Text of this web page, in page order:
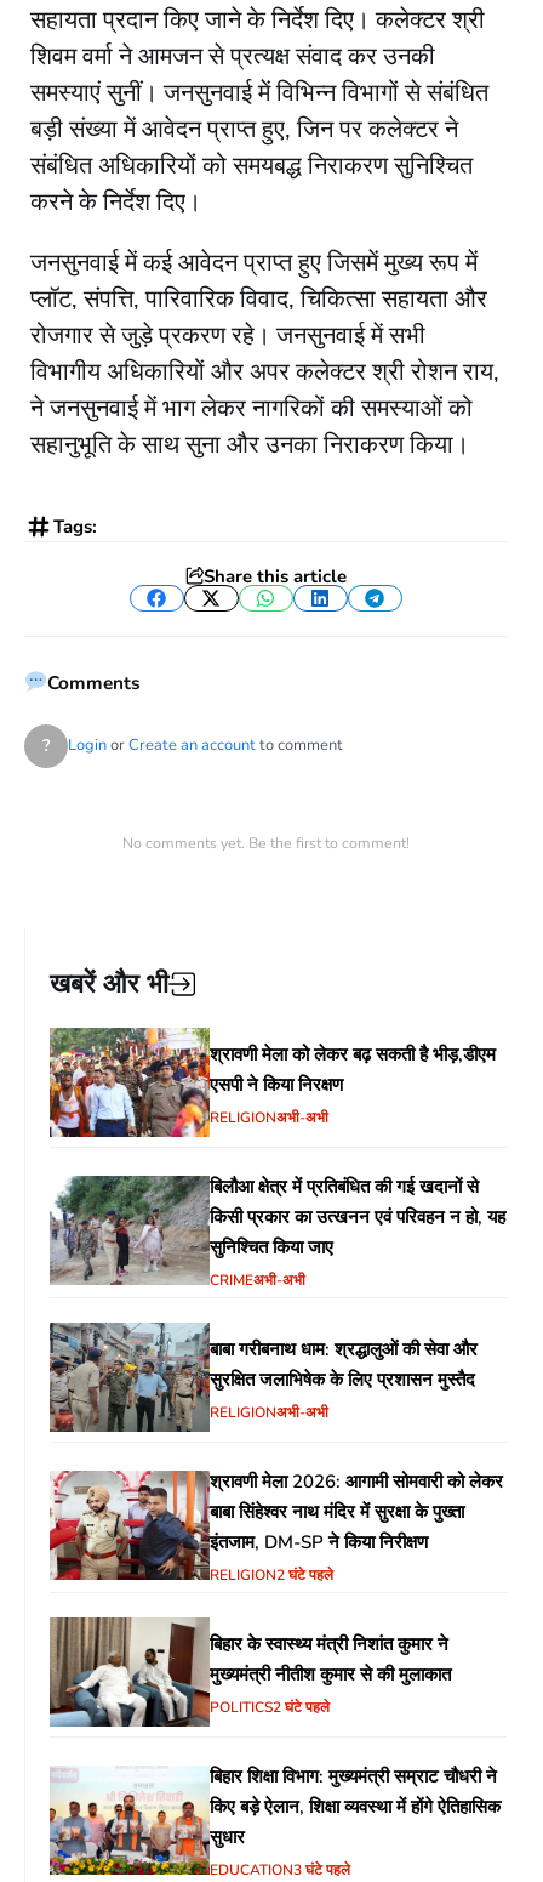
सहायता प्रदान किए जाने के निर्देश दिए। कलेक्टर श्री
शिवम वर्मा ने आमजन से प्रत्यक्ष संवाद कर उनकी
समस्याएं सुनीं। जनसुनवाई में विभिन्न विभागों से संबंधित
बड़ी संख्या में आवेदन प्राप्त हुए, जिन पर कलेक्टर ने
संबंधित अधिकारियों को समयबद्ध निराकरण सुनिश्चित
करने के निर्देश दिए।
जनसुनवाई में कई आवेदन प्राप्त हुए जिसमें मुख्य रूप में
प्लॉट, संपत्ति, पारिवारिक विवाद, चिकित्सा सहायता और
रोजगार से जुड़े प्रकरण रहे। जनसुनवाई में सभी
विभागीय अधिकारियों और अपर कलेक्टर श्री रोशन राय,
ने जनसुनवाई में भाग लेकर नागरिकों की समस्याओं को
सहानुभूति के साथ सुना और उनका निराकरण किया।
Tags:
Share this article
Facebook
TwitterWhatsApp
LinkedInTelegram
Comments
? LoginorCreate an accountto comment
No comments yet. Be the first to comment!
खबरें और भी
श्रावणी मेला को लेकर बढ़ सकती है भीड़,डीएम
एसपी ने किया निरक्षण
RELIGIONअभी-अभी
बिलौआ क्षेत्र में प्रतिबंधित की गई खदानों से
किसी प्रकार का उत्खनन एवं परिवहन न हो, यह
सुनिश्चित किया जाए
CRIMEअभी-अभी
बाबा गरीबनाथ धाम: श्रद्धालुओं की सेवा और
सुरक्षित जलाभिषेक के लिए प्रशासन मुस्तैद
RELIGIONअभी-अभी
श्रावणी मेला 2026: आगामी सोमवारी को लेकर
बाबा सिंहेश्वर नाथ मंदिर में सुरक्षा के पुख्ता
इंतजाम, DM-SP ने किया निरीक्षण
RELIGION2 घंटे पहले
बिहार के स्वास्थ्य मंत्री निशांत कुमार ने
मुख्यमंत्री नीतीश कुमार से की मुलाकात
POLITICS2 घंटे पहले
बिहार शिक्षा विभाग: मुख्यमंत्री सम्राट चौधरी ने
किए बड़े ऐलान, शिक्षा व्यवस्था में होंगे ऐतिहासिक
सुधार
EDUCATION3 घंटे पहले